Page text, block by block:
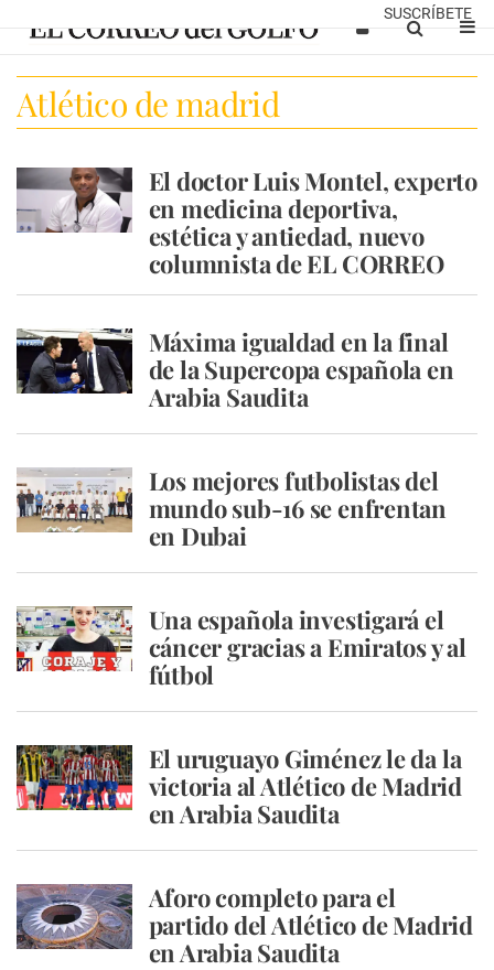
SUSCRÍBETE
Atlético de madrid
El doctor Luis Montel, experto
en medicina deportiva,
estética y antiedad, nuevo
columnista de EL CORREO
Máxima igualdad en la final
de la Supercopa española en
Arabia Saudita
Los mejores futbolistas del
mundo sub-16 se enfrentan
en Dubai
Una española investigará el
cáncer gracias a Emiratos y al
fútbol
El uruguayo Giménez le da la
victoria al Atlético de Madrid
en Arabia Saudita
Aforo completo para el
partido del Atlético de Madrid
en Arabia Saudita